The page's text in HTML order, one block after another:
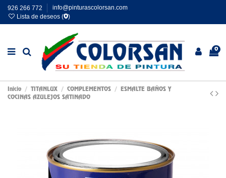
926 266 772
info@pinturascolorsan.com
Lista de deseos (0)
0
Inicio TITANLUX COMPLEMENTOS
ESMALTE BAÑOS Y
COCINAS AZULEJOS SATINADO